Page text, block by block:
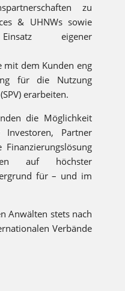
zu
& UHNWs sowie
eigener
mit dem Kunden eng
für die Nutzung
erarbeiten.
die Möglichkeit
Investoren, Partner
auf höchster
für – und im
Anwälten stets nach
Verbände